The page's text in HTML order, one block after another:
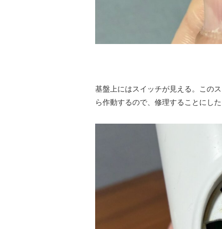
基盤上にはスイッチが見える。この
ら作動するので、修理することにし